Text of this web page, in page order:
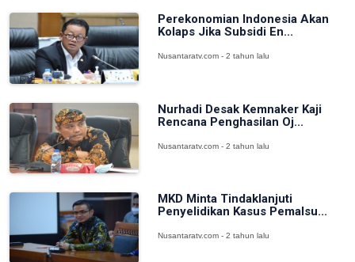
Perekonomian Indonesia Akan
Kolaps Jika Subsidi En...
Nusantaratv.com - 2 tahun lalu
Nurhadi Desak Kemnaker Kaji
Rencana Penghasilan Oj...
Nusantaratv.com - 2 tahun lalu
MKD Minta Tindaklanjuti
Penyelidikan Kasus Pemalsu...
Nusantaratv.com - 2 tahun lalu